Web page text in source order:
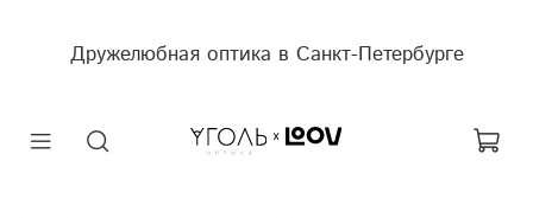
Дружелюбная оптика в Санкт-Петербурге